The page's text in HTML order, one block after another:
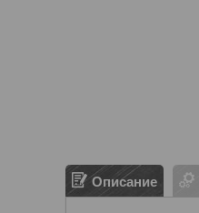
Описание